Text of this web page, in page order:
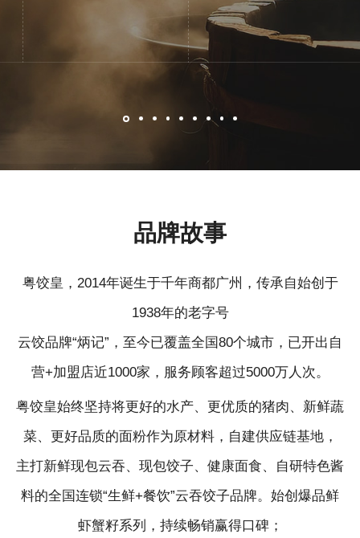
品牌故事
粤饺皇，2014年诞生于千年商都广州，传承自始创于
1938年的老字号
云饺品牌“炳记”，至今已覆盖全国80个城市，已开出自
营+加盟店近1000家，服务顾客超过5000万人次。
粤饺皇始终坚持将更好的水产、更优质的猪肉、新鲜蔬
菜、更好品质的面粉作为原材料，自建供应链基地，
主打新鲜现包云吞、现包饺子、健康面食、自研特色酱
料的全国连锁“生鲜+餐饮”云吞饺子品牌。始创爆品鲜
虾蟹籽系列，持续畅销赢得口碑；